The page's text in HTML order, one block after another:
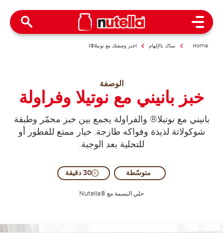
Open Menu
Home نمدّك بالإلهام اختر وصفتك مع نوتيلا®ا
الوصفة
خبز بانيني مع نوتيلا وفراولة
بانيني مع نوتيلا® والفراولة يجمع بين خبز محمّر وطبقة
شوكولاتة لذيذة وفواكه طازجة. خيار ممتع للفطور أو
للتحلية بعد الوجبة.
متوسّطة 30 دقيقة
حلي البسمة مع ®Nutella